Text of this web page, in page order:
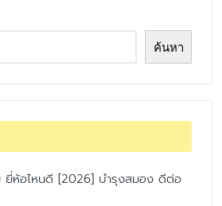
ค้นหา
ยี่ห้อไหนดี [2026] บำรุงสมอง ดีต่อ